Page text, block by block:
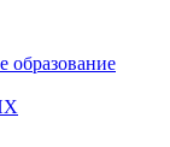
образование